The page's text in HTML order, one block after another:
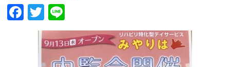
Facebook
Twitter